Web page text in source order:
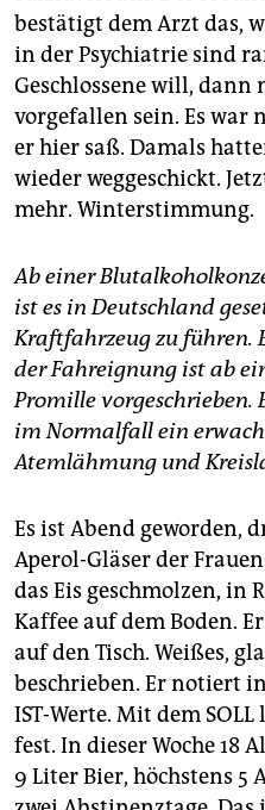
bestätigt dem Arzt das,
in der Psychiatrie sind
Geschlossene will, dann
vorgefallen sein. Es war
er hier saß. Damals
wieder weggeschickt.
mehr. Winterstimmung.
Ab einer
ist es in Deutschland
Kraftfahrzeug zu führen.
der Fahreignung ist ab
Promille vorgeschrieben.
im Normalfall ein
Atemlähmung und
Es ist Abend geworden,
Aperol-Gläser der
das Eis geschmolzen, in
Kaffee auf dem Boden.
auf den Tisch. Weißes,
beschrieben. Er notiert
IST-Werte. Mit dem
fest. In dieser Woche 18
9 Liter Bier, höchstens 5